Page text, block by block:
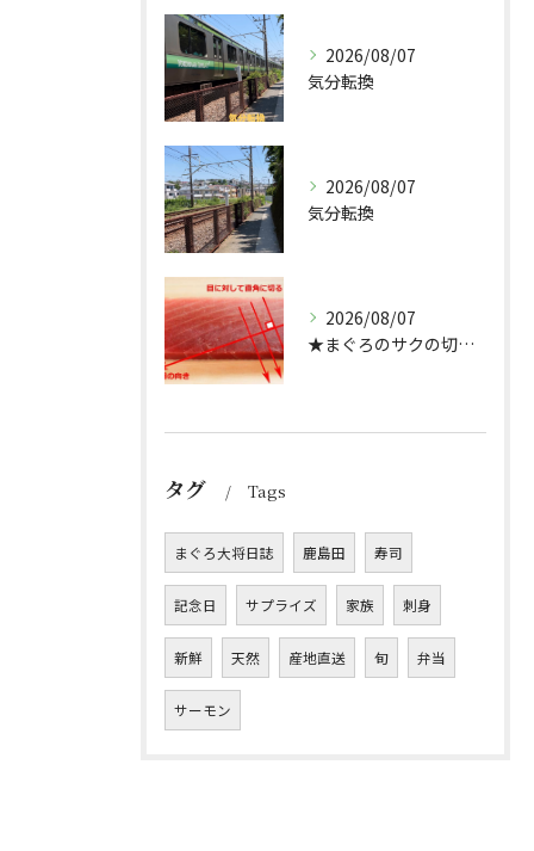
2026/08/07
気分転換
2026/08/07
気分転換
2026/08/07
★まぐろのサクの切り方★
タグ Tags
まぐろ大将日誌 鹿島田 寿司
記念日 サプライズ 家族 刺身
新鮮 天然 産地直送 旬 弁当
サーモン